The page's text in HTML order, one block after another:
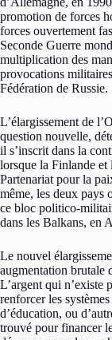
promotion de forces
forces ouvertement
Seconde Guerre
multiplication des
provocations
Fédération de Russie.
L’élargissement de
question nouvelle,
il s’inscrit dans la
lorsque la Finlande et
Partenariat pour la
même, les deux pays
ce bloc politico-
dans les Balkans, en
Le nouvel
augmentation brutale
L’argent qui n’existe
renforcer les
d’éducation, ou
trouvé pour financer